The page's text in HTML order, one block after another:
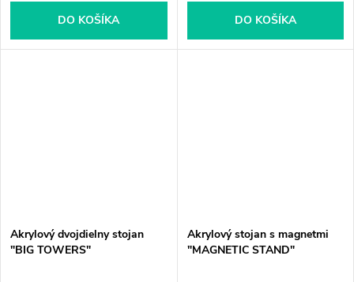
DO KOŠÍKA DO KOŠÍKA
Akrylový dvojdielny stojan
"BIG TOWERS"
Akrylový stojan s magnetmi
"MAGNETIC STAND"